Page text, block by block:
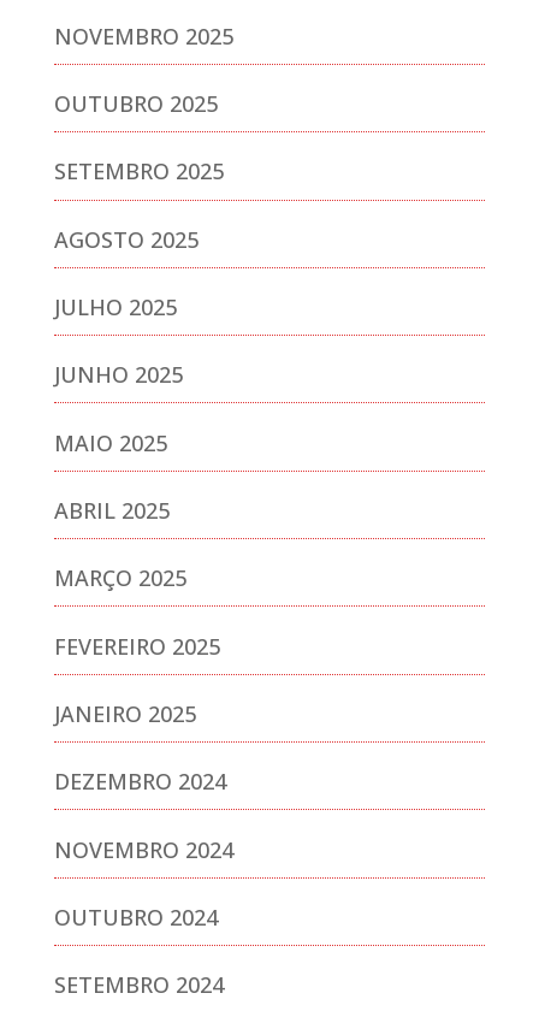
NOVEMBRO 2025
OUTUBRO 2025
SETEMBRO 2025
AGOSTO 2025
JULHO 2025
JUNHO 2025
MAIO 2025
ABRIL 2025
MARÇO 2025
FEVEREIRO 2025
JANEIRO 2025
DEZEMBRO 2024
NOVEMBRO 2024
OUTUBRO 2024
SETEMBRO 2024